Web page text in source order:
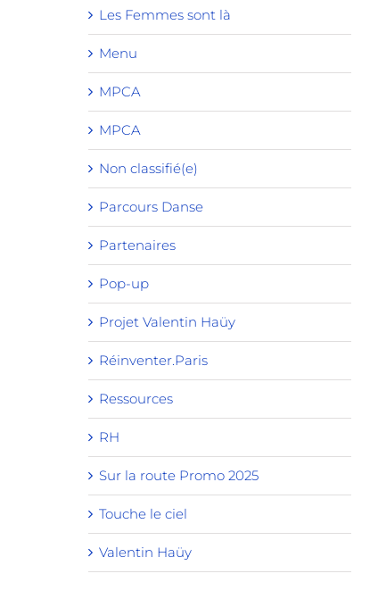
Les Femmes sont là
Menu
MPCA
MPCA
Non classifié(e)
Parcours Danse
Partenaires
Pop-up
Projet Valentin Haüy
Réinventer.Paris
Ressources
RH
Sur la route Promo 2025
Touche le ciel
Valentin Haüy